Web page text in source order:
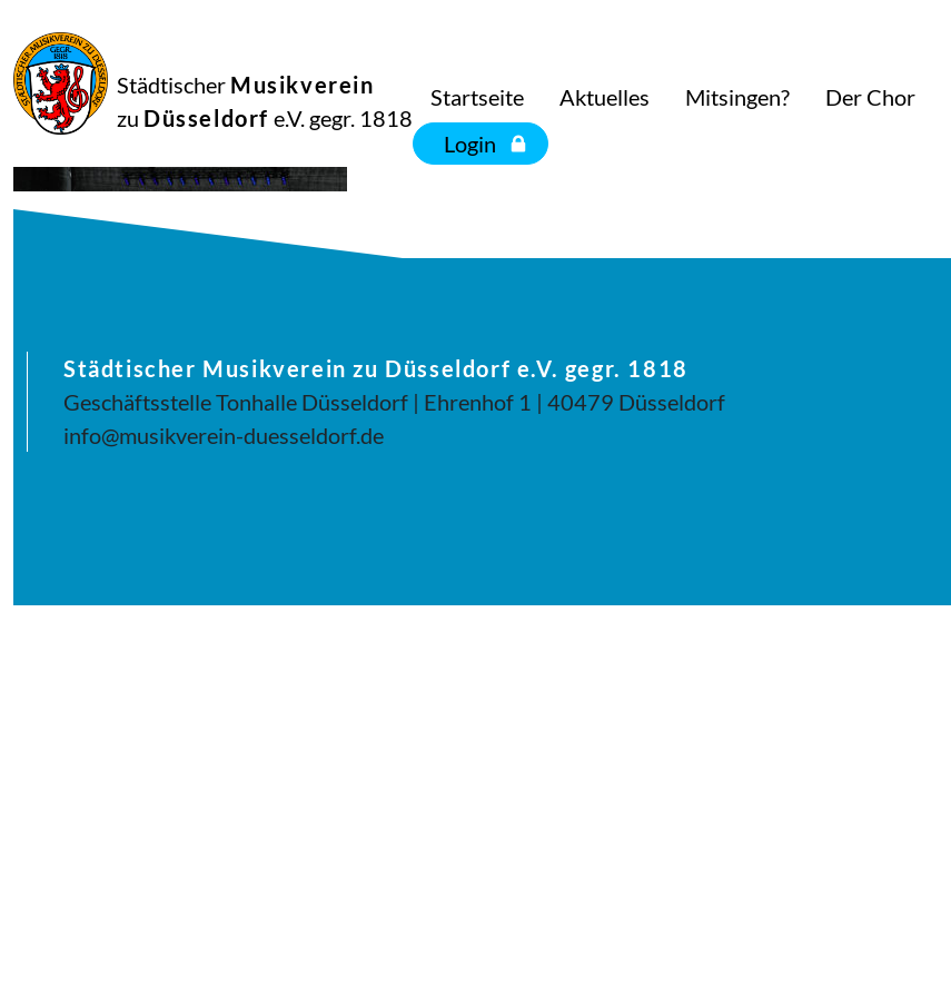
Städtischer Musikverein
zu Düsseldorf e.V. gegr. 1818
Startseite Aktuelles Mitsingen? Der Chor
Login
2018
Manfred Hill
musikalisches-picknick200-72_29007395818_o
Städtischer Musikverein zu Düsseldorf e.V. gegr. 1818
Geschäftsstelle Tonhalle Düsseldorf | Ehrenhof 1 | 40479 Düsseldorf
info@musikverein-duesseldorf.de